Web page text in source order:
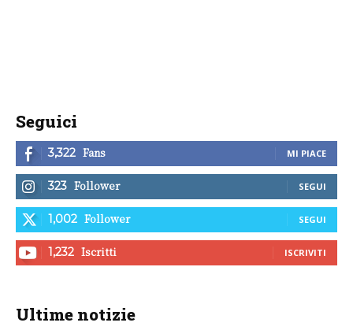
Seguici
3,322 Fans MI PIACE
323 Follower SEGUI
1,002 Follower SEGUI
1,232 Iscritti ISCRIVITI
Ultime notizie